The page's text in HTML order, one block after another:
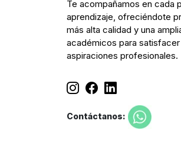
Te acompañamos en cada
aprendizaje, ofreciéndote
más alta calidad y una
académicos para
aspiraciones profesionales.
Contáctanos: